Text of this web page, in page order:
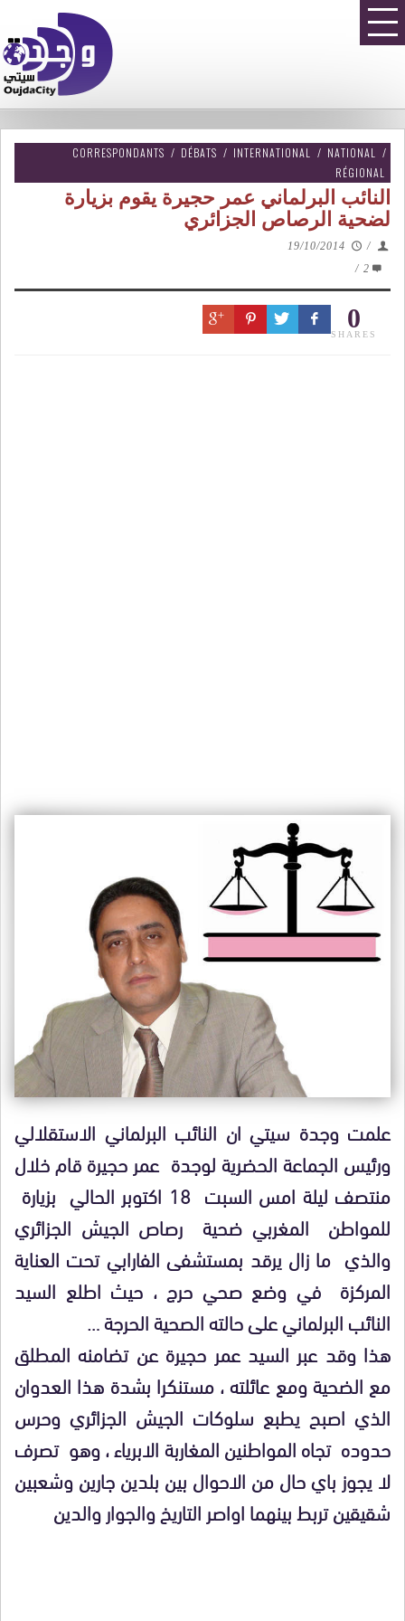
CORRESPONDANTS / DÉBATS / INTERNATIONAL / NATIONAL
/
RÉGIONAL
النائب البرلماني عمر حجيرة يقوم بزيارة
لضحية الرصاص الجزائري
/
19/10/2014
2
/
0
SHARES
علمت وجدة سيتي ان النائب البرلماني الاستقلالي
ورئيس الجماعة الحضرية لوجدة عمر حجيرة قام خلال
منتصف ليلة امس السبت 18 اكتوبر الحالي بزيارة
للمواطن المغربي ضحية رصاص الجيش الجزائري
والذي ما زال يرقد بمستشفى الفارابي تحت العناية
المركزة في وضع صحي حرج ، حيث اطلع السيد
النائب البرلماني على حالته الصحية الحرجة …
هذا وقد عبر السيد عمر حجيرة عن تضامنه المطلق
مع الضحية ومع عائلته ، مستنكرا بشدة هذا العدوان
الذي اصبح يطبع سلوكات الجيش الجزائري وحرس
حدوده تجاه المواطنين المغاربة الابرياء ، وهو تصرف
لا يجوز باي حال من الاحوال بين بلدين جارين وشعبين
شقيقين تربط بينهما اواصر التاريخ والجوار والدين